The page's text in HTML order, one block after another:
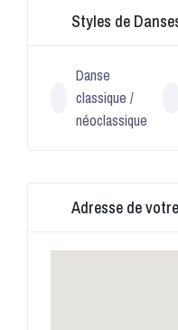
Styles de
Danse
classique /
néoclassique
Adresse de